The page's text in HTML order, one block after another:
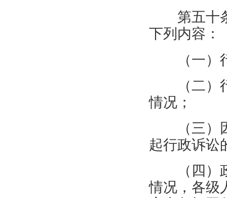
第五十
下列内容：
（一
（二
情况；
（三
起行政诉讼
（四
情况，各级